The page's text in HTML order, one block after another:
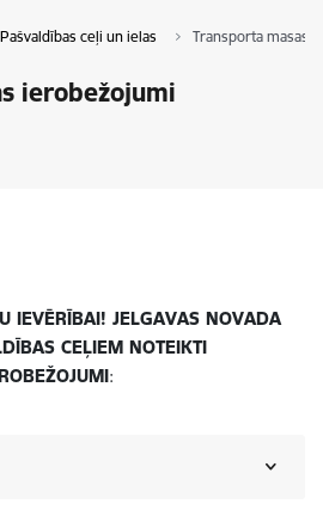
Pašvaldības ceļi un ielas Transporta masas
ierobežojumi
IEVĒRĪBAI! JELGAVAS NOVADA
CEĻIEM NOTEIKTI
: